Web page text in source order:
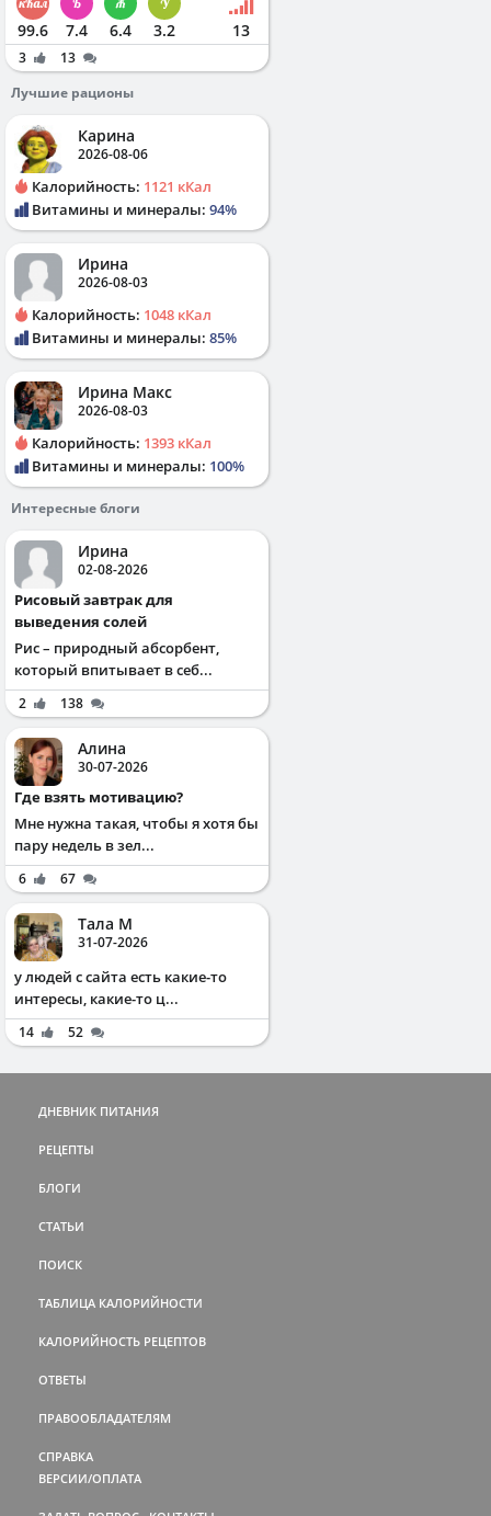
99.6 7.4 6.4 3.2 13
3
13
Лучшие рационы
Карина
2026-08-06
Калорийность: 1121 кКал
Витамины и минералы: 94%
Ирина
2026-08-03
Калорийность: 1048 кКал
Витамины и минералы: 85%
Ирина Макс
2026-08-03
Калорийность: 1393 кКал
Витамины и минералы: 100%
Интересные блоги
Ирина
02-08-2026
Рисовый завтрак для
выведения солей
Рис – природный абсорбент,
который впитывает в себ...
2 138
Алина
30-07-2026
Где взять мотивацию?
Мне нужна такая, чтобы я хотя бы
пару недель в зел...
6 67
Тала М
31-07-2026
у людей с сайта есть какие-то
интересы, какие-то ц...
14 52
ДНЕВНИК ПИТАНИЯ
РЕЦЕПТЫ
БЛОГИ
СТАТЬИ
ПОИСК
ТАБЛИЦА КАЛОРИЙНОСТИ
КАЛОРИЙНОСТЬ РЕЦЕПТОВ
ОТВЕТЫ
ПРАВООБЛАДАТЕЛЯМ
СПРАВКА
ВЕРСИИ/ОПЛАТА